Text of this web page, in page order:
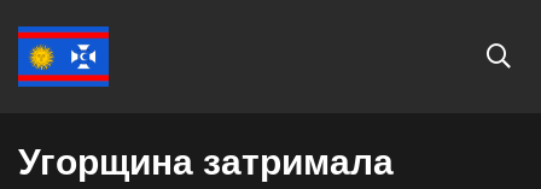
СВІТ
Угорщина затримала